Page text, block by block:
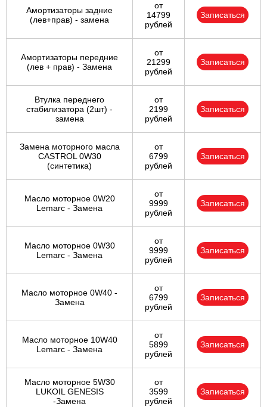
Амортизаторы задние
(лев+прав) - замена
от
14799
рублей
Записаться
Амортизаторы передние
(лев + прав) - Замена
от
21299
рублей
Записаться
Втулка переднего
стабилизатора (2шт) -
замена
от
2199
рублей
Записаться
Замена моторного масла
CASTROL 0W30
(синтетика)
от
6799
рублей
Записаться
Масло моторное 0W20
Lemarc - Замена
от
9999
рублей
Записаться
Масло моторное 0W30
Lemarc - Замена
от
9999
рублей
Записаться
Масло моторное 0W40 -
Замена
от
6799
рублей
Записаться
Масло моторное 10W40
Lemarc - Замена
от
5899
рублей
Записаться
Масло моторное 5W30
LUKOIL GENESIS
-Замена
от
3599
рублей
Записаться